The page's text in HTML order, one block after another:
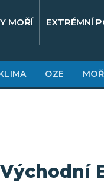
MOŘÍ EXTRÉMNÍ
OZE